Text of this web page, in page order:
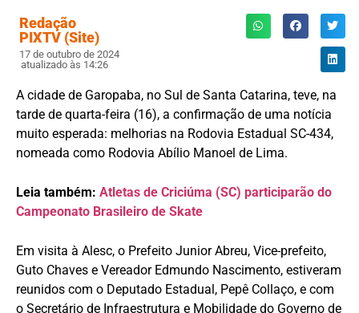
Redação
PIXTV (Site)
17 de outubro de 2024
atualizado às 14:26
A cidade de Garopaba, no Sul de Santa Catarina, teve, na
tarde de quarta-feira (16), a confirmação de uma notícia
muito esperada: melhorias na Rodovia Estadual SC-434,
nomeada como Rodovia Abílio Manoel de Lima.
Leia também: Atletas de Criciúma (SC) participarão do
Campeonato Brasileiro de Skate
Em visita à Alesc, o Prefeito Junior Abreu, Vice-prefeito,
Guto Chaves e Vereador Edmundo Nascimento, estiveram
reunidos com o Deputado Estadual, Pepê Collaço, e com
o Secretário de Infraestrutura e Mobilidade do Governo de